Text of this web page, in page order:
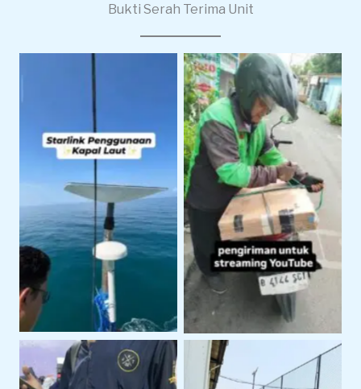
Bukti Serah Terima Unit
Starlink Untuk
Operasional Pelayaran
Pengiriman Starlink
Untuk Live Streaming
dan Produksi Konten